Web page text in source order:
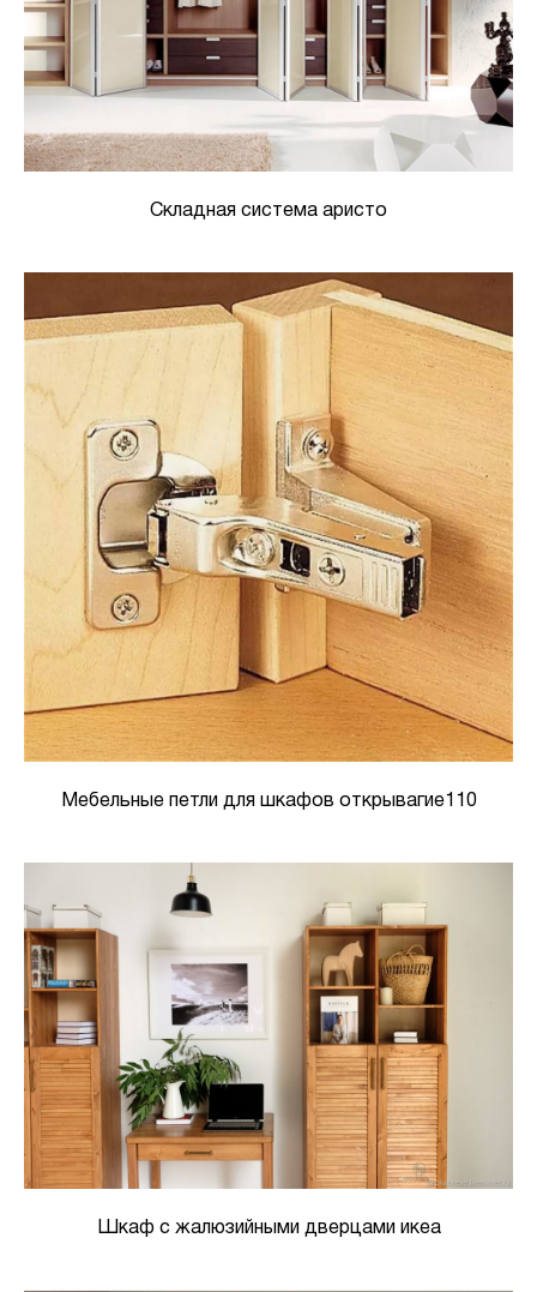
Складная система аристо
Мебельные петли для шкафов открывагие110
Шкаф с жалюзийными дверцами икеа